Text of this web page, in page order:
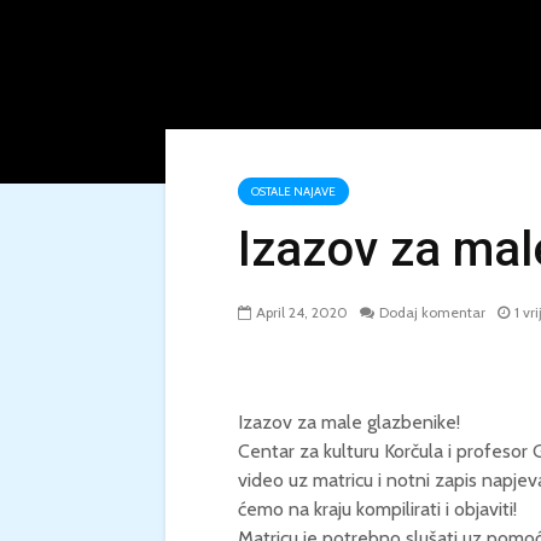
OSTALE NAJAVE
Izazov za
April 24, 2020 Dodaj komentar 1
Izazov za male glazbenike!
Centar za kulturu Korčula i profesor
video uz matricu i notni zapis
ćemo na kraju kompilirati i objaviti!